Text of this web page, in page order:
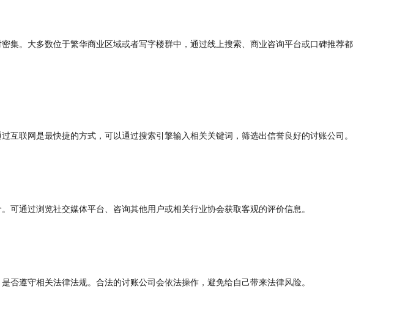
。大多数位于繁华商业区域或者写字楼群中，通过线上搜索、商业咨询平台或口碑推荐都
联网是最快捷的方式，可以通过搜索引擎输入相关关键词，筛选出信誉良好的讨账公司。
通过浏览社交媒体平台、咨询其他用户或相关行业协会获取客观的评价信息。
遵守相关法律法规。合法的讨账公司会依法操作，避免给自己带来法律风险。